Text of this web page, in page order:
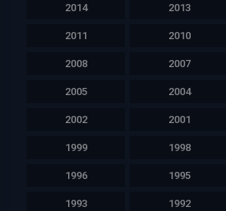
2014 2013
2011 2010
2008 2007
2005 2004
2002 2001
1999 1998
1996 1995
1993 1992